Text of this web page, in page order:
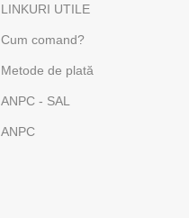
LINKURI UTILE
Cum comand?
Metode de plată
ANPC - SAL
ANPC